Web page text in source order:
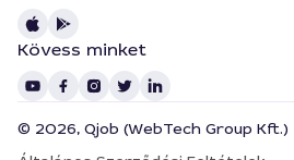
Kövess minket
© 2026, Qjob (WebTech Group Kft.)